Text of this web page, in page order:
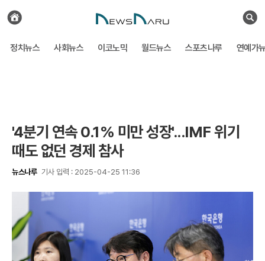
검
전
체
보
정치뉴스 사회뉴스 이코노믹 월드뉴스 스포츠나루 연예가
'4분기 연속 0.1% 미만 성장'...IMF 위기
때도 없던 경제 참사
뉴스나루 기사 입력 : 2025-04-25 11:36